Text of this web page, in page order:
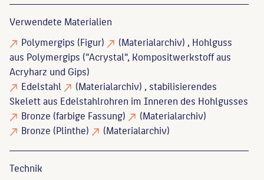
Verwendete Materialien
Polymergips (Figur) (Materialarchiv) , Hohlguss
aus Polymergips ("Acrystal", Kompositwerkstoff aus
Acryharz und Gips)
Edelstahl
(Materialarchiv) , stabilisierendes
Skelett aus Edelstahlrohren im Inneren des Hohlgusses
Bronze (farbige Fassung)
(Materialarchiv)
Bronze (Plinthe) (Materialarchiv)
Technik